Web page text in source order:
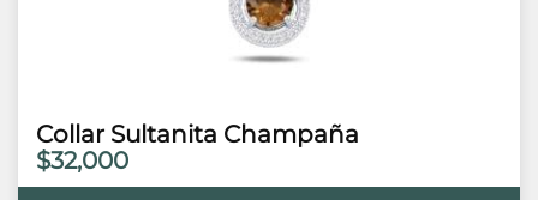
Collar Sultanita Champaña
$32,000